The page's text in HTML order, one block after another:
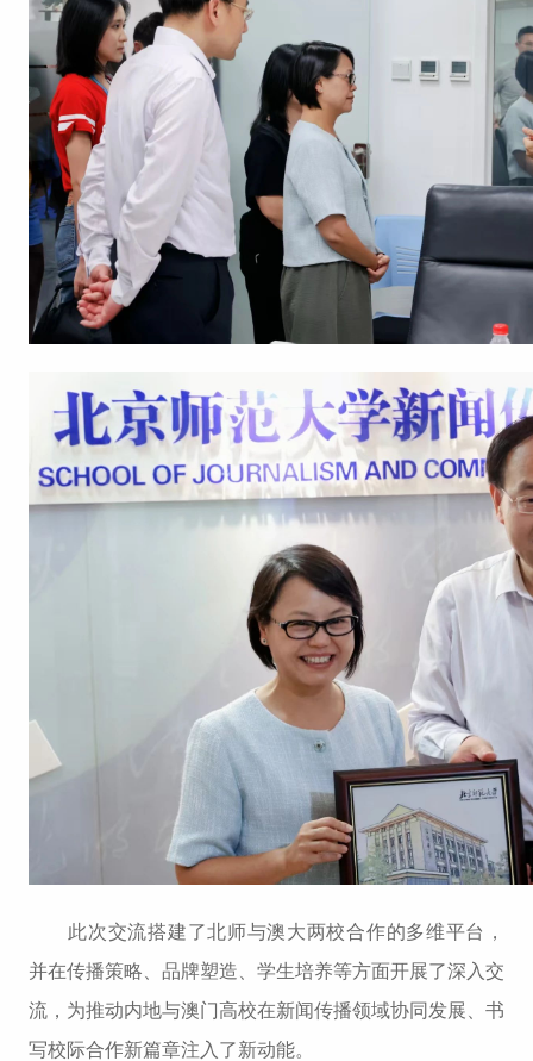
此次交流搭建了北师与澳大两校合作的多维平台，
并在传播策略、品牌塑造、学生培养等方面开展了深入交
流，为推动内地与澳门高校在新闻传播领域协同发展、书
写校际合作新篇章注入了新动能。